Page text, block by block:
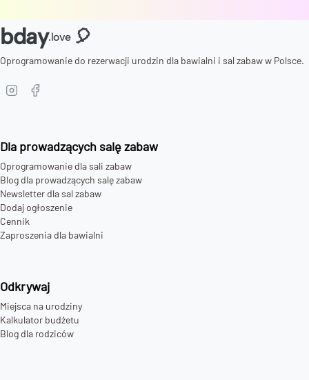
bday.love 🎈
Oprogramowanie do rezerwacji urodzin dla bawialni i sal zabaw w Polsce.
Dla prowadzących salę zabaw
Oprogramowanie dla sali zabaw
Blog dla prowadzących salę zabaw
Newsletter dla sal zabaw
Dodaj ogłoszenie
Cennik
Zaproszenia dla bawialni
Odkrywaj
Miejsca na urodziny
Kalkulator budżetu
Blog dla rodziców